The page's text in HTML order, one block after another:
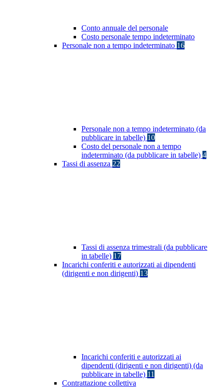
Conto annuale del personale
Costo personale tempo indeterminato
Personale non a tempo indeterminato 16
Personale non a tempo indeterminato (da
pubblicare in tabelle) 10
Costo del personale non a tempo
indeterminato (da pubblicare in tabelle) 4
Tassi di assenza 22
Tassi di assenza trimestrali (da pubblicare
in tabelle) 17
Incarichi conferiti e autorizzati ai dipendenti
(dirigenti e non dirigenti) 13
Incarichi conferiti e autorizzati ai
dipendenti (dirigenti e non dirigenti) (da
pubblicare in tabelle) 11
Contrattazione collettiva